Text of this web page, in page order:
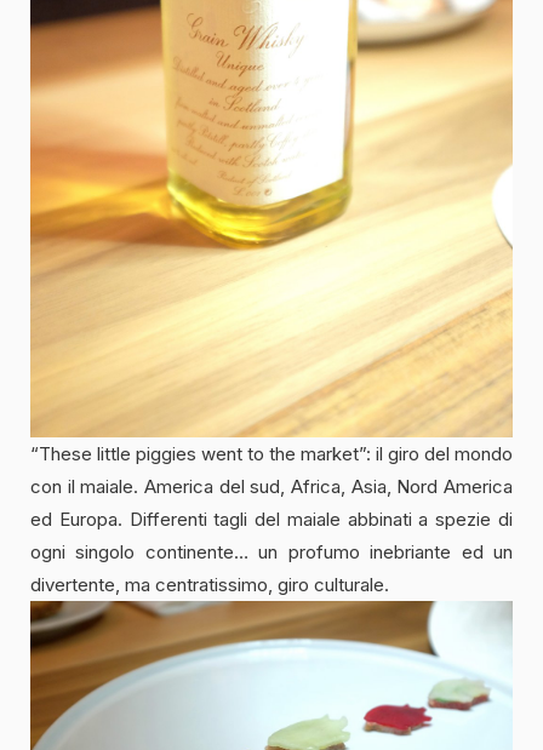
“These little piggies went to the market”: il giro del mondo
con il maiale. America del sud, Africa, Asia, Nord America
ed Europa. Differenti tagli del maiale abbinati a spezie di
ogni singolo continente… un profumo inebriante ed un
divertente, ma centratissimo, giro culturale.